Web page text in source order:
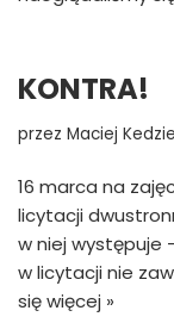
KONTRA!
przez Maciej
16 marca na
licytacji
w niej występuje
w licytacji nie
się więcej »